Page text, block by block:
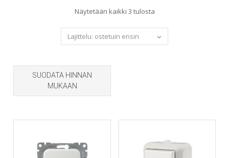
Näytetään kaikki 3 tulostaSorted
by
popularity
SUODATA HINNAN
MUKAAN